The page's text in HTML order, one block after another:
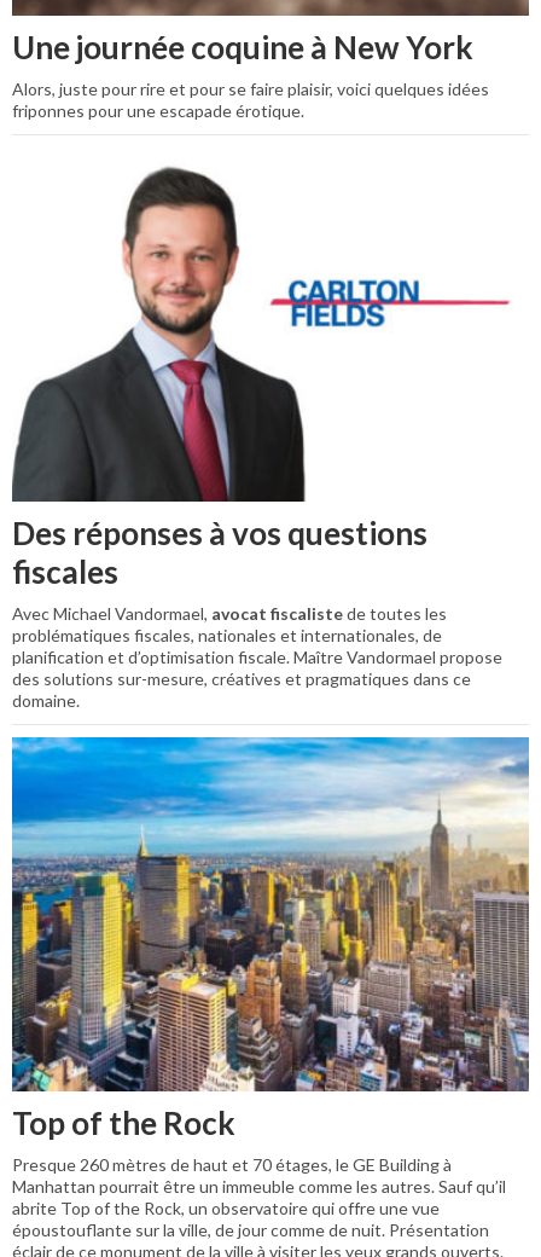
Une journée coquine à New York
Alors, juste pour rire et pour se faire plaisir, voici quelques idées
friponnes pour une escapade érotique.
Des réponses à vos questions
fiscales
Avec Michael Vandormael, avocat fiscalistede toutes les
problématiques fiscales, nationales et internationales, de
planification et d’optimisation fiscale. Maître Vandormael propose
des solutions sur-mesure, créatives et pragmatiques dans ce
domaine.
Top of the Rock
Presque 260 mètres de haut et 70 étages, le GE Building à
Manhattan pourrait être un immeuble comme les autres. Sauf qu’il
abrite Top of the Rock, un observatoire qui offre une vue
époustouflante sur la ville, de jour comme de nuit. Présentation
éclair de ce monument de la ville à visiter les yeux grands ouverts.